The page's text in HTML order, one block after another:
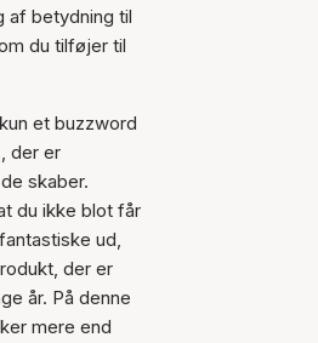
af betydning til
du tilføjer til
et buzzword
der er
skaber.
du ikke blot får
ud,
der er
år. På denne
mere end